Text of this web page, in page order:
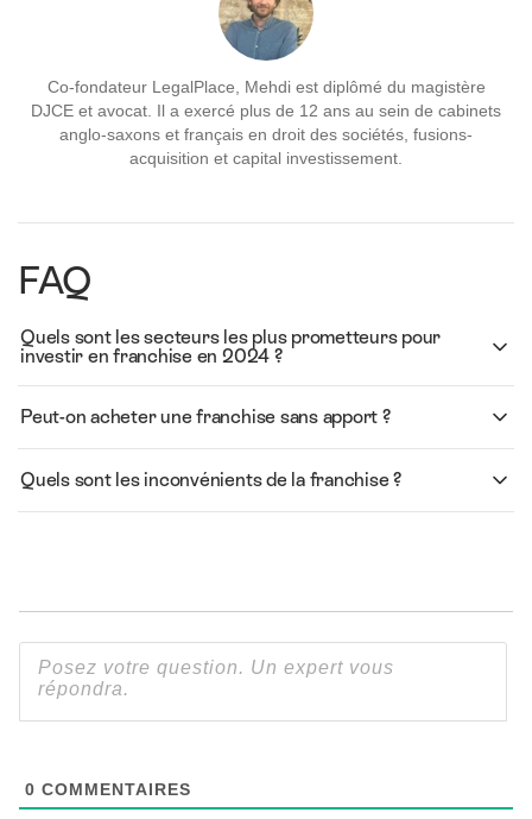
Co-fondateur LegalPlace, Mehdi est diplômé du magistère
DJCE et avocat. Il a exercé plus de 12 ans au sein de cabinets
anglo-saxons et français en droit des sociétés, fusions-
acquisition et capital investissement.
FAQ
Quels sont les secteurs les plus prometteurs pour
investir en franchise en 2024 ?
Peut-on acheter une franchise sans apport ?
Quels sont les inconvénients de la franchise ?
0 COMMENTAIRES